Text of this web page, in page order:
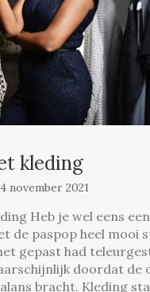
kleding
4 november 2021
Heb je wel eens
de paspop heel mooi
gepast had
doordat de
bracht. Kleding